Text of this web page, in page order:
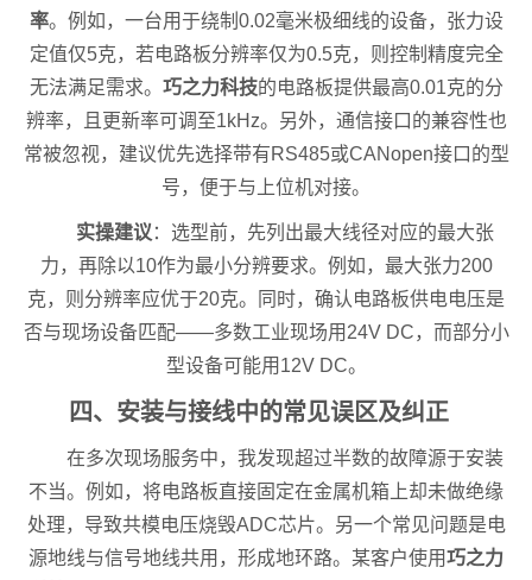
率。例如，一台用于绕制0.02毫米极细线的设备，张力设
定值仅5克，若电路板分辨率仅为0.5克，则控制精度完全
无法满足需求。 巧之力科技的电路板提供最高0.01克的分
辨率，且更新率可调至1kHz。另外，通信接口的兼容性也
常被忽视，建议优先选择带有RS485或CANopen接口的型
号，便于与上位机对接。
实操建议 ：选型前，先列出最大线径对应的最大张
力，再除以10作为最小分辨要求。例如，最大张力200
克，则分辨率应优于20克。同时，确认电路板供电电压是
否与现场设备匹配——多数工业现场用24V DC，而部分小
型设备可能用12V DC。
四、安装与接线中的常见误区及纠正
在多次现场服务中，我发现超过半数的故障源于安装
不当。例如，将电路板直接固定在金属机箱上却未做绝缘
处理，导致共模电压烧毁ADC芯片。另一个常见问题是电
源地线与信号地线共用，形成地环路。某客户使用巧之力